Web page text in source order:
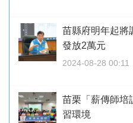
苗縣府明年起
發放2萬元
2024-08-28 00:11
苗栗「薪傳師
習環境